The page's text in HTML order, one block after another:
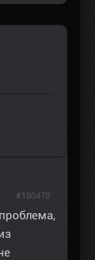
#180478